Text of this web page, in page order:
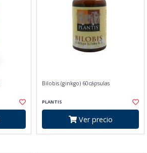
Bilobis (ginkgo) 60cápsulas
PLANTIS
Ver precio